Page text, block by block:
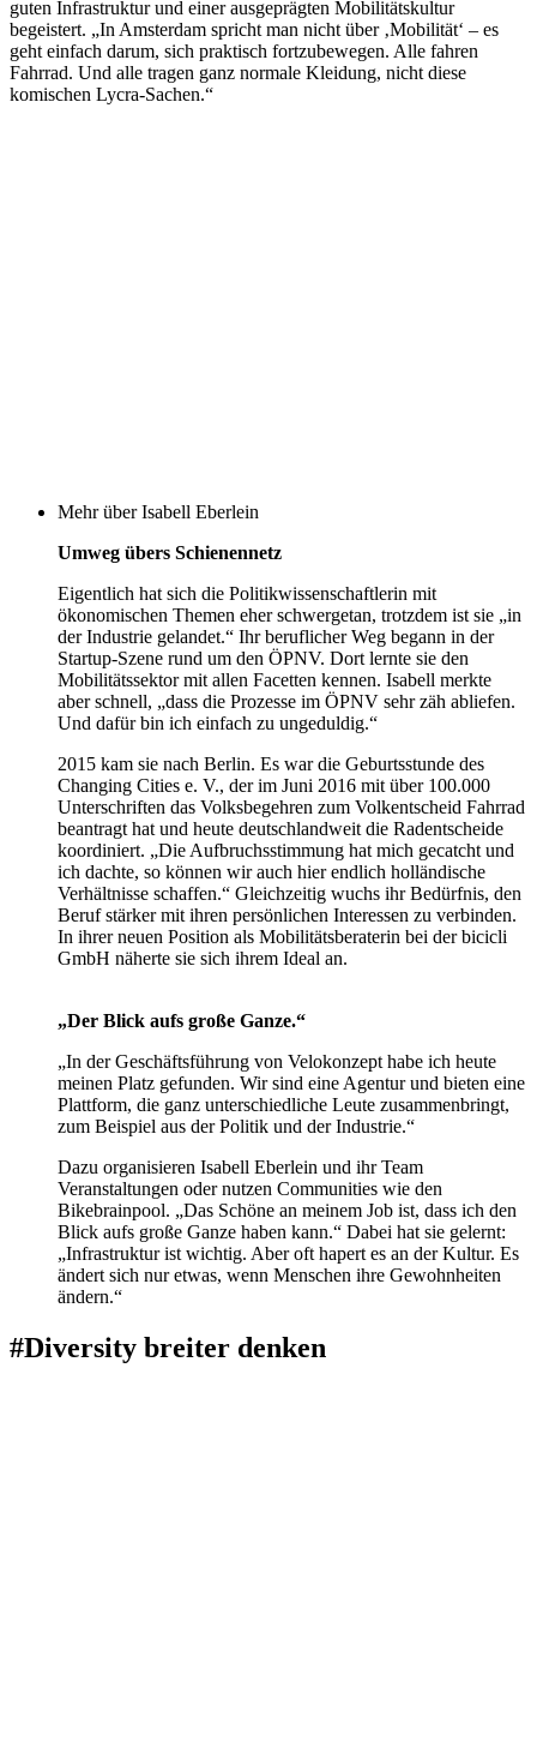
guten Infrastruktur und einer ausgeprägten Mobilitätskultur
begeistert. „In Amsterdam spricht man nicht über ‚Mobilität‘ – es
geht einfach darum, sich praktisch fortzubewegen. Alle fahren
Fahrrad. Und alle tragen ganz normale Kleidung, nicht diese
komischen Lycra-Sachen.“
Mehr über Isabell Eberlein
Umweg übers Schienennetz
Eigentlich hat sich die Politikwissenschaftlerin mit
ökonomischen Themen eher schwergetan, trotzdem ist sie „in
der Industrie gelandet.“ Ihr beruflicher Weg begann in der
Startup-Szene rund um den ÖPNV. Dort lernte sie den
Mobilitätssektor mit allen Facetten kennen. Isabell merkte
aber schnell, „dass die Prozesse im ÖPNV sehr zäh abliefen.
Und dafür bin ich einfach zu ungeduldig.“
2015 kam sie nach Berlin. Es war die Geburtsstunde des
Changing Cities e. V., der im Juni 2016 mit über 100.000
Unterschriften das Volksbegehren zum Volkentscheid Fahrrad
beantragt hat und heute deutschlandweit die Radentscheide
koordiniert. „Die Aufbruchsstimmung hat mich gecatcht und
ich dachte, so können wir auch hier endlich holländische
Verhältnisse schaffen.“ Gleichzeitig wuchs ihr Bedürfnis, den
Beruf stärker mit ihren persönlichen Interessen zu verbinden.
In ihrer neuen Position als Mobilitätsberaterin bei der bicicli
GmbH näherte sie sich ihrem Ideal an.
„Der Blick aufs große Ganze.“
„In der Geschäftsführung von Velokonzept habe ich heute
meinen Platz gefunden. Wir sind eine Agentur und bieten eine
Plattform, die ganz unterschiedliche Leute zusammenbringt,
zum Beispiel aus der Politik und der Industrie.“
Dazu organisieren Isabell Eberlein und ihr Team
Veranstaltungen oder nutzen Communities wie den
Bikebrainpool. „Das Schöne an meinem Job ist, dass ich den
Blick aufs große Ganze haben kann.“ Dabei hat sie gelernt:
„Infrastruktur ist wichtig. Aber oft hapert es an der Kultur. Es
ändert sich nur etwas, wenn Menschen ihre Gewohnheiten
ändern.“
#Diversity breiter denken